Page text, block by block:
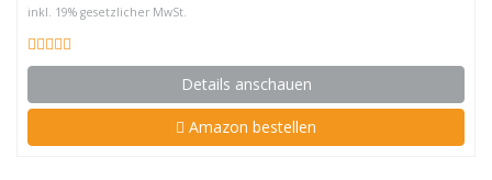
inkl. 19% gesetzlicher MwSt.
Details anschauen
Amazon bestellen